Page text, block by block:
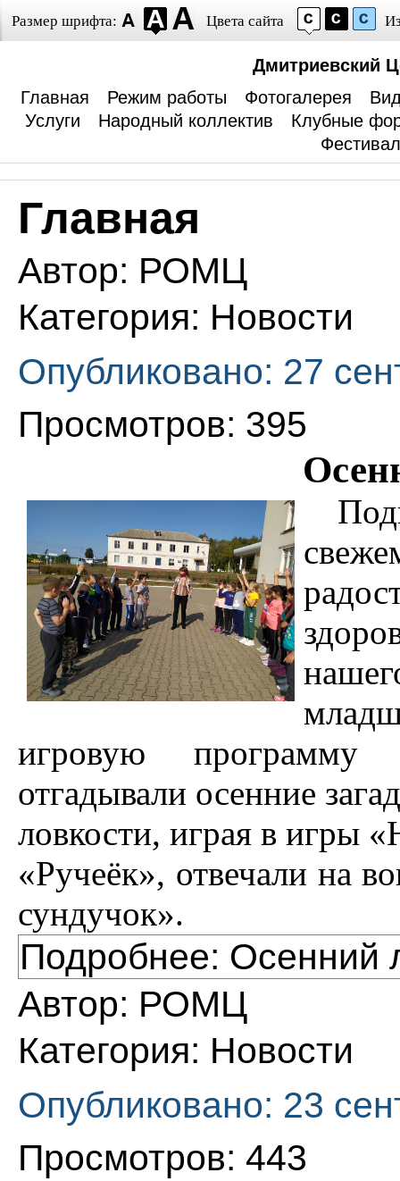
Размер шрифта: Цвета сайта
Дмитриевский
Главная
Режим работы Фотогалерея
Услуги
Народный коллектив
Клубные
Главная
Автор: РОМЦ
Категория: Новости
Опубликовано: 27
Просмотров: 395
игровую программу
отгадывали осенние
ловкости, играя в игры
«Ручеёк», отвечали на
сундучок».
Подробнее: Осенний
Автор: РОМЦ
Категория: Новости
Опубликовано: 23
Просмотров: 443